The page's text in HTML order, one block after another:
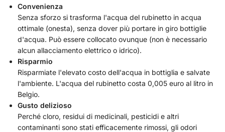
Convenienza
Senza sforzo si trasforma l'acqua del rubinetto in acqua
ottimale (onesta), senza dover più portare in giro bottiglie
d'acqua. Può essere collocato ovunque (non è necessario
alcun allacciamento elettrico o idrico).
Risparmio
Risparmiate l'elevato costo dell'acqua in bottiglia e salvate
l'ambiente. L'acqua del rubinetto costa 0,005 euro al litro in
Belgio.
Gusto delizioso
Perché cloro, residui di medicinali, pesticidi e altri
contaminanti sono stati efficacemente rimossi, gli odori